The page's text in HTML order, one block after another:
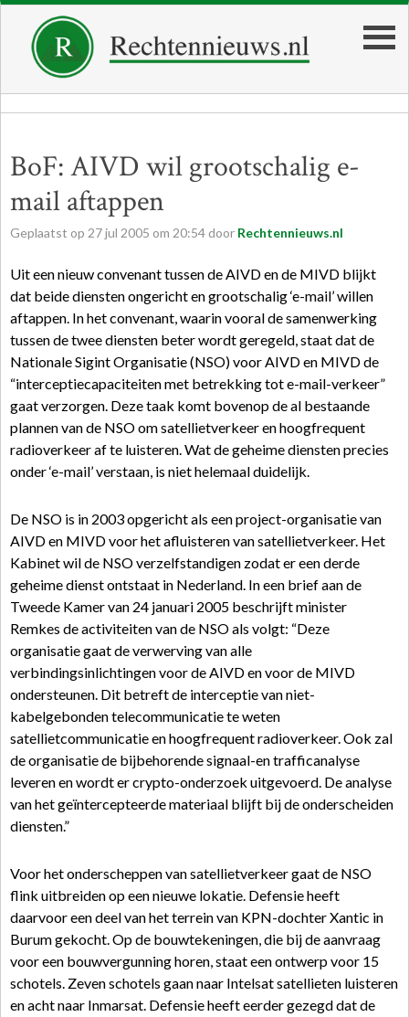
BoF: AIVD wil grootschalig e-
mail aftappen
Geplaatst op 27jul 2005 om 20:54 door Rechtennieuws.nl
Uit een nieuw convenant tussen de AIVD en de MIVD blijkt
dat beide diensten ongericht en grootschalig ‘e-mail’ willen
aftappen. In het convenant, waarin vooral de samenwerking
tussen de twee diensten beter wordt geregeld, staat dat de
Nationale Sigint Organisatie (NSO) voor AIVD en MIVD de
“interceptiecapaciteiten met betrekking tot e-mail-verkeer”
gaat verzorgen. Deze taak komt bovenop de al bestaande
plannen van de NSO om satellietverkeer en hoogfrequent
radioverkeer af te luisteren. Wat de geheime diensten precies
onder ‘e-mail’ verstaan, is niet helemaal duidelijk.
De NSO is in 2003 opgericht als een project-organisatie van
AIVD en MIVD voor het afluisteren van satellietverkeer. Het
Kabinet wil de NSO verzelfstandigen zodat er een derde
geheime dienst ontstaat in Nederland. In een brief aan de
Tweede Kamer van 24 januari 2005 beschrijft minister
Remkes de activiteiten van de NSO als volgt: “Deze
organisatie gaat de verwerving van alle
verbindingsinlichtingen voor de AIVD en voor de MIVD
ondersteunen. Dit betreft de interceptie van niet-
kabelgebonden telecommunicatie te weten
satellietcommunicatie en hoogfrequent radioverkeer. Ook zal
de organisatie de bijbehorende signaal-en trafficanalyse
leveren en wordt er crypto-onderzoek uitgevoerd. De analyse
van het geïntercepteerde materiaal blijft bij de onderscheiden
diensten.”
Voor het onderscheppen van satellietverkeer gaat de NSO
flink uitbreiden op een nieuwe lokatie. Defensie heeft
daarvoor een deel van het terrein van KPN-dochter Xantic in
Burum gekocht. Op de bouwtekeningen, die bij de aanvraag
voor een bouwvergunning horen, staat een ontwerp voor 15
schotels. Zeven schotels gaan naar Intelsat satellieten luisteren
en acht naar Inmarsat. Defensie heeft eerder gezegd dat de